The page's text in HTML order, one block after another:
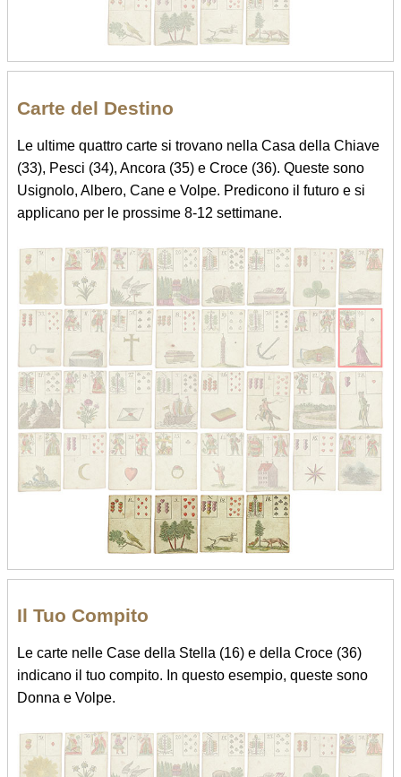
Carte del Destino
Le ultime quattro carte si trovano nella Casa della Chiave
(33), Pesci (34), Ancora (35) e Croce (36). Queste sono
Usignolo, Albero, Cane e Volpe. Predicono il futuro e si
applicano per le prossime 8-12 settimane.
Il Tuo Compito
Le carte nelle Case della Stella (16) e della Croce (36)
indicano il tuo compito. In questo esempio, queste sono
Donna e Volpe.